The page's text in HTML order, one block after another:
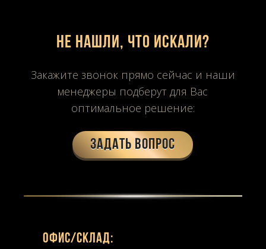
Не нашли, что искали?
Закажите звонок прямо сейчас и наши
менеджеры подберут для Вас
оптимальное решение:
Задать вопрос
Офиc/склад: